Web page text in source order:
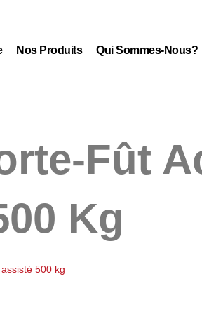
Nos Produits Qui Sommes-Nous?
Fût
Kg